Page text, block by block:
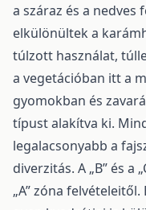
a száraz és a nedves
elkülönültek a
túlzott használat,
a vegetációban itt a
gyomokban és
típust alakítva ki.
legalacsonyabb a
diverzitás. A „B” és a
„A” zóna